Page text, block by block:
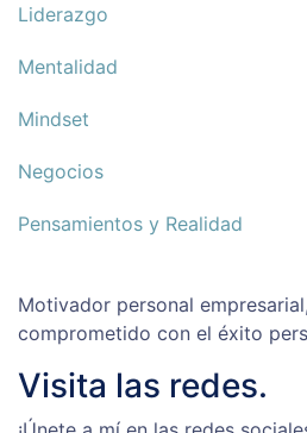
Liderazgo
Mentalidad
Mindset
Negocios
Pensamientos y Realidad
Motivador personal
comprometido con el éxito
Visita las redes.